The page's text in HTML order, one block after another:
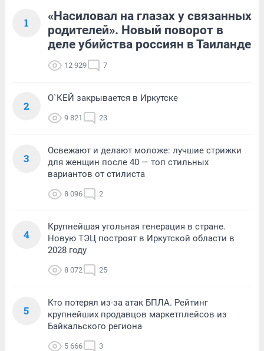
1
«Насиловал на глазах у связанных
родителей». Новый поворот в
деле убийства россиян в Таиланде
12 929 7
2
О`КЕЙ закрывается в Иркутске
9 821 23
3
Освежают и делают моложе: лучшие стрижки
для женщин после 40 — топ стильных
вариантов от стилиста
8 096 2
4
Крупнейшая угольная генерация в стране.
Новую ТЭЦ построят в Иркутской области в
2028 году
8 072 25
5
Кто потерял из-за атак БПЛА. Рейтинг
крупнейших продавцов маркетплейсов из
Байкальского региона
5 666 3